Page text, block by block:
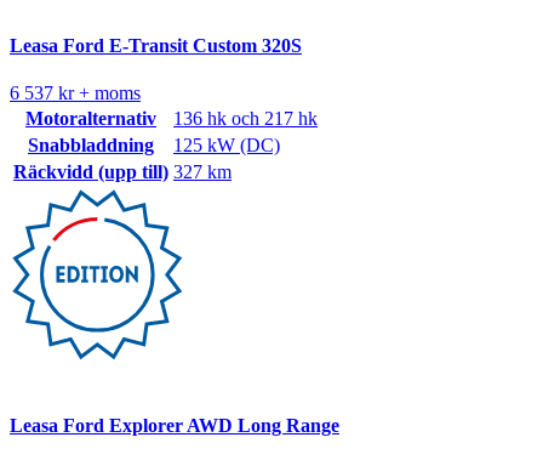
Leasa Ford E-Transit Custom 320S
6 537 kr + moms
Motoralternativ
136 hk och 217 hk
Snabbladdning
125 kW (DC)
Räckvidd (upp till) 327 km
Leasa Ford Explorer AWD Long Range